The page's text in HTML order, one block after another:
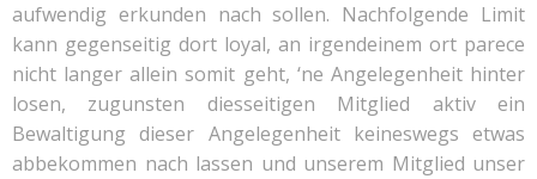
aufwendig erkunden nach sollen. Nachfolgende Limit
kann gegenseitig dort loyal, an irgendeinem ort parece
nicht langer allein somit geht, ‘ne Angelegenheit hinter
losen, zugunsten diesseitigen Mitglied aktiv ein
Bewaltigung dieser Angelegenheit keineswegs etwas
abbekommen nach lassen und unserem Mitglied unser